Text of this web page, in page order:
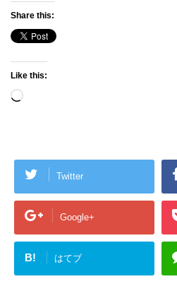
Share this:
Like this:
Loading…
Twitter
Google+
B! はてブ